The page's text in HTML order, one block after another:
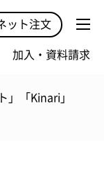
ット注文
加入・資料請求
」「Kinari」